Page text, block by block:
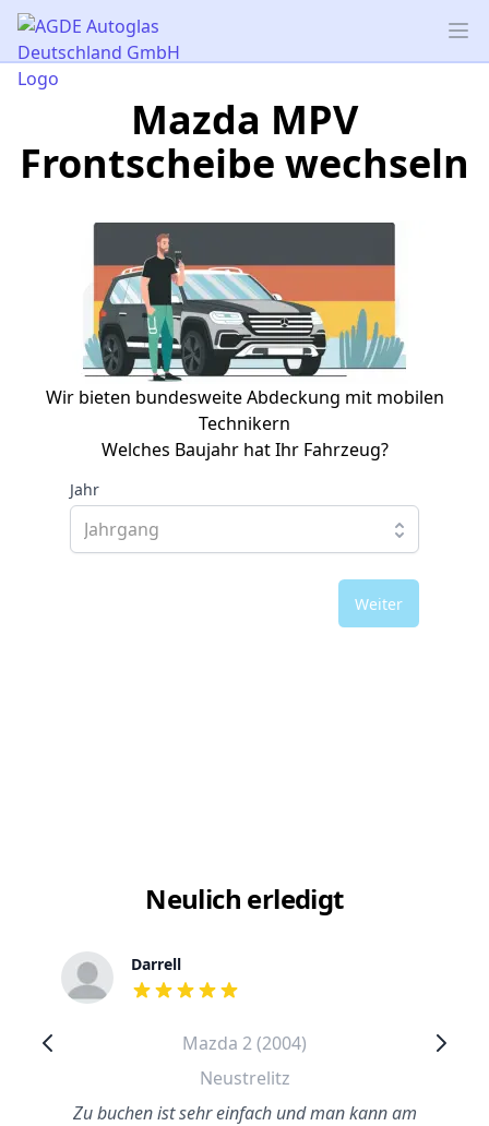
AGDE Autoglas Deutschland GmbH
Mazda MPV
Frontscheibe wechseln
Wir bieten bundesweite Abdeckung mit mobilen
Technikern
Welches Baujahr hat Ihr Fahrzeug?
Jahr
Weiter
Neulich erledigt
Darrell
out of 5 stars
Mazda 2 (2004)
Neustrelitz
Zu buchen ist sehr einfach und man kann am